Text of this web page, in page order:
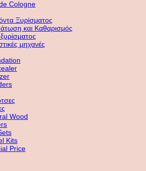
Cologne
Ξυρίσματος
και Καθαρισμός
μηχανές
Wood
Kits
Price